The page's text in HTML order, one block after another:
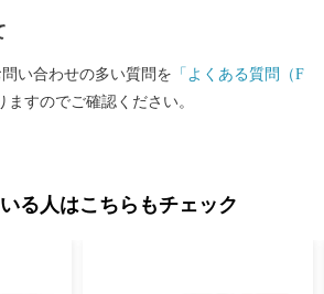
住所にお間違いがないか十分にご確認の
〒88
い合わせの多い質問を 「よくある質問（F
ますのでご確認ください。
る人はこちらもチェック